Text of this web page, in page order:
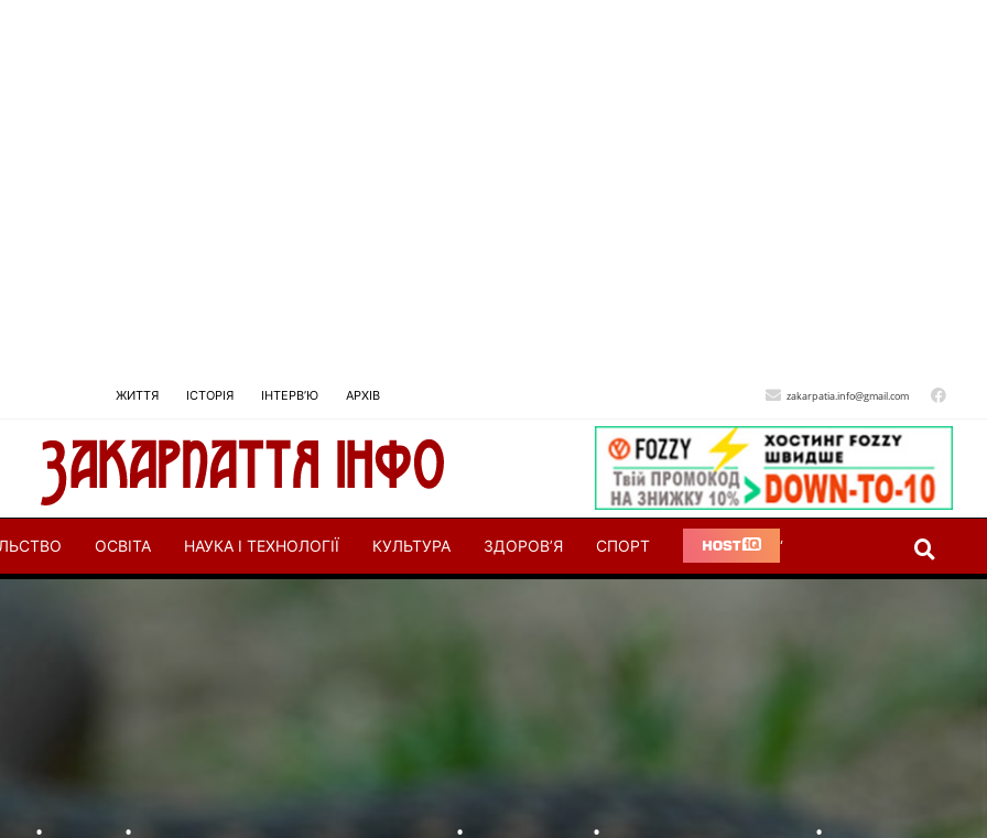
ЖИТТЯ ІСТОРІЯ ІНТЕРВ’Ю АРХІВ zakarpatia.info@gmail.com
ОСВІТА НАУКА І ТЕХНОЛОГІЇ КУЛЬТУРА ЗДОРОВ’Я СПОРТ ‘